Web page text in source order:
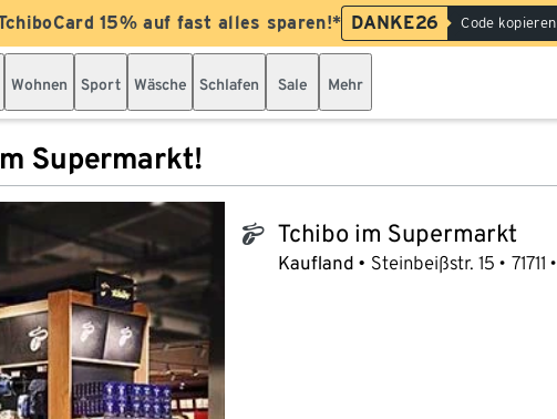
15% auf fast alles sparen!* DANKE26 Code kopieren
Wohnen Sport Wäsche Schlafen Sale Mehr
Supermarkt!
tchibo_logo Tchibo im Supermarkt
Kaufland Steinbeißstr. 15 71711